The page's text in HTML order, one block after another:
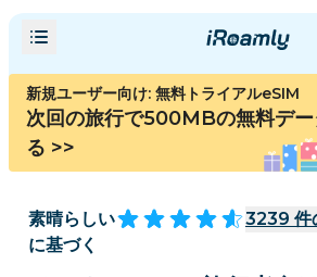
新規ユーザー向け: 無料トライアルeSIM
次回の旅行で500MBの無料デー
る >>
素晴らしい 3239 件
に基づく